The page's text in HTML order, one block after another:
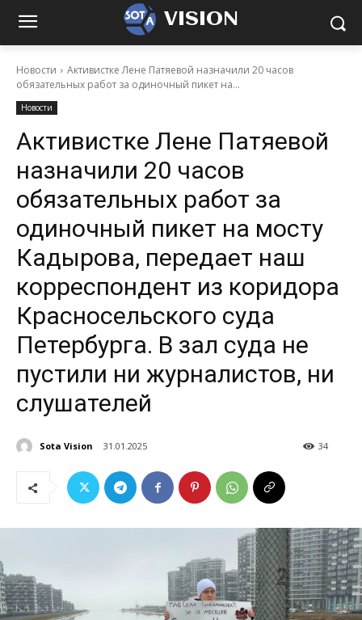
VISION
Новости
Активистке Лене Патяевой назначили 20 часов
обязательных работ за одиночный пикет на...
Новости
Активистке Лене Патяевой
назначили 20 часов
обязательных работ за
одиночный пикет на мосту
Кадырова, передает наш
корреспондент из коридора
Красносельского суда
Петербурга. В зал суда не
пустили ни журналистов, ни
слушателей
Sota Vision 31.01.2025 34